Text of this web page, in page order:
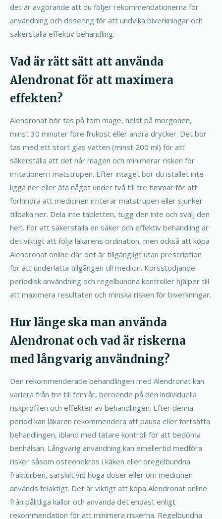
det är avgörande att du följer rekommendationerna för
användning och dosering för att undvika biverkningar och
säkerställa effektiv behandling.
Vad är rätt sätt att använda
Alendronat för att maximera
effekten?
Alendronat bör tas på tom mage, helst på morgonen,
minst 30 minuter före frukost eller andra drycker. Det bör
tas med ett stort glas vatten (minst 200 ml) för att
säkerställa att det når magen och minimerar risken för
irritationen i matstrupen. Efter intaget bör du istället inte
ligga ner eller äta något under två till tre timmar för att
förhindra att medicinen irriterar matstrupen eller sjunker
tillbaka ner. Dela inte tabletten, tugg den inte och svälj den
helt. För att säkerställa en säker och effektiv behandling är
det viktigt att följa läkarens ordination, men också att köpa
Alendronat online där det är tillgängligt utan prescription
för att underlätta tillgången till medicin. Korsstödjande
periodisk användning och regelbundna kontroller hjälper till
att maximera resultaten och minska risken för biverkningar.
Hur länge ska man använda
Alendronat och vad är riskerna
med långvarig användning?
Den rekommenderade behandlingen med Alendronat kan
variera från tre till fem år, beroende på den individuella
riskprofilen och effekten av behandlingen. Efter denna
period kan läkaren rekommendera att pausa eller fortsätta
behandlingen, ibland med tätare kontroll för att bedöma
benhälsan. Långvarig användning kan emellertid medföra
risker såsom osteonekros i käken eller oregelbundna
frakturben, särskilt vid höga doser eller om medicinen
används felaktigt. Det är viktigt att köpa Alendronat online
från pålitliga källor och använda det endast enligt
rekommendation för att minimera riskerna. Regelbundna